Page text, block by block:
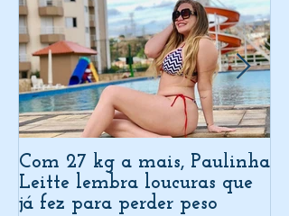
Com 27 kg a mais, Paulinha
Leitte lembra loucuras que
já fez para perder peso